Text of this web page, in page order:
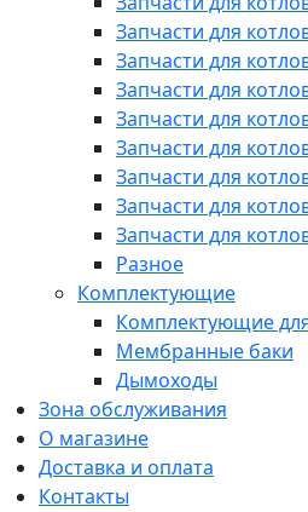
Запчасти для
Запчасти для
Запчасти для
Запчасти для
Запчасти для
Запчасти для
Запчасти для
Запчасти для
Разное
Комплектующие
Комплектующие
Мембранные баки
Дымоходы
Зона обслуживания
О магазине
Доставка и оплата
Контакты